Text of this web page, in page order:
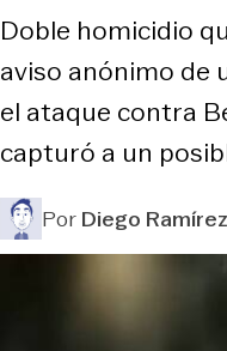
Doble homicidio
aviso anónimo de
el ataque contra
capturó a un
PorDiego Ramírez